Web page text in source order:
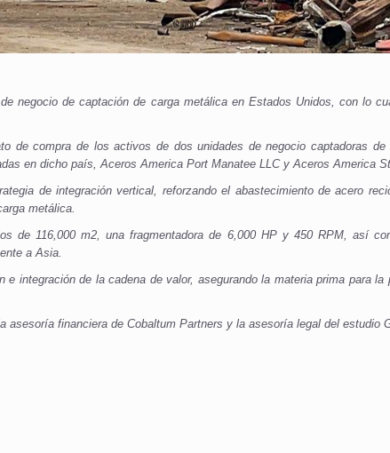
negocio de captación de carga metálica en Estados Unidos, con lo
de compra de los activos de dos unidades de negocio captadoras
en dicho país, Aceros America Port Manatee LLC y Aceros America
de integración vertical, reforzando el abastecimiento de acero
metálica.
de 116,000 m2, una fragmentadora de 6,000 HP y 450 RPM, así
a Asia.
integración de la cadena de valor, asegurando la materia prima para
financiera de Cobaltum Partners y la asesoría legal del estudio